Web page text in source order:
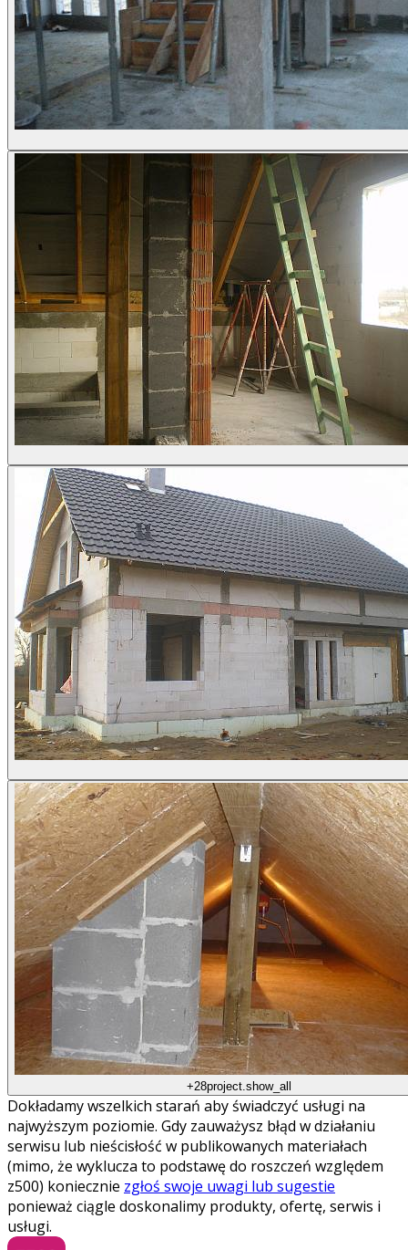
+28project.show_all
Dokładamy wszelkich starań aby świadczyć usługi na
najwyższym poziomie. Gdy zauważysz błąd w działaniu
serwisu lub nieścisłość w publikowanych materiałach
(mimo, że wyklucza to podstawę do roszczeń względem
z500) koniecznie zgłoś swoje uwagi lub sugestie
ponieważ ciągle doskonalimy produkty, ofertę, serwis i
usługi.